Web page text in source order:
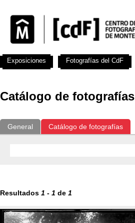
Catálogo de fotografías
General Catálogo de fotografías
Resultados 1 - 1 de 1
Exposiciones Fotografías del CdF